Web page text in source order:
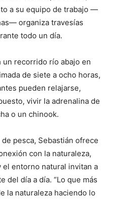
a su equipo de trabajo —
organiza travesías
todo un día.
recorrido río abajo en
de siete a ocho horas,
pueden relajarse,
vivir la adrenalina de
o un chinook.
pesca, Sebastián ofrece
con la naturaleza,
entorno natural invitan a
del día a día. “Lo que más
la naturaleza haciendo lo